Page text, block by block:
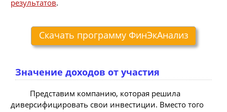
результатов.
Скачать программу ФинЭкАнализ
Значение доходов от участия
Представим компанию, которая решила
диверсифицировать свои инвестиции. Вместо того